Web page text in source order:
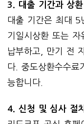
3. 대출 기간과 상
대출 기간은 최대 5
기일시상환 또는 자
납부하고, 만기 전
다. 중도상환수수
능합니다.
4. 신청 및 심사 절